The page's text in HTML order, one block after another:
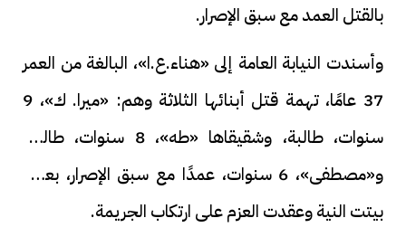
بالقتل العمد مع سبق الإصرار.
وأسندت النيابة العامة إلى «هناء.ع.ا»، البالغة من العمر
37 عامًا، تهمة قتل أبنائها الثلاثة وهم: «ميرا. ك»، 9
سنوات، طالبة، وشقيقاها «طه»، 8 سنوات، طالب،
و«مصطفى»، 6 سنوات، عمدًا مع سبق الإصرار، بعدما
بيتت النية وعقدت العزم على ارتكاب الجريمة.